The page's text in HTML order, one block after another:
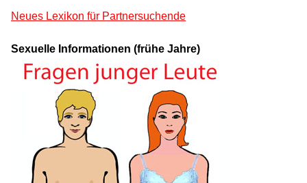
Neues Lexikon für Partnersuchende
Sexuelle Informationen (frühe Jahre)